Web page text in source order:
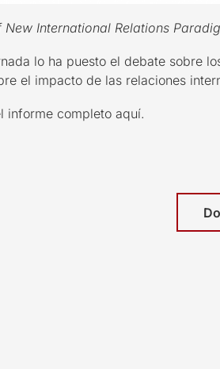
New International Relations
lo ha puesto el debate sobre
el impacto de las relaciones
informe completo aquí.